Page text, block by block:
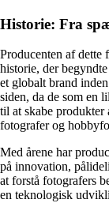
Historie: Fra
Producenten af dette
historie, der
et globalt brand
siden, da de som en
til at skabe produkter
fotografer og
Med årene har
på innovation,
at forstå fotografers
en teknologisk